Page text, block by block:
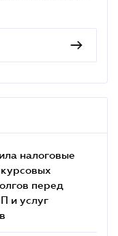
налоговые
перед
и услуг